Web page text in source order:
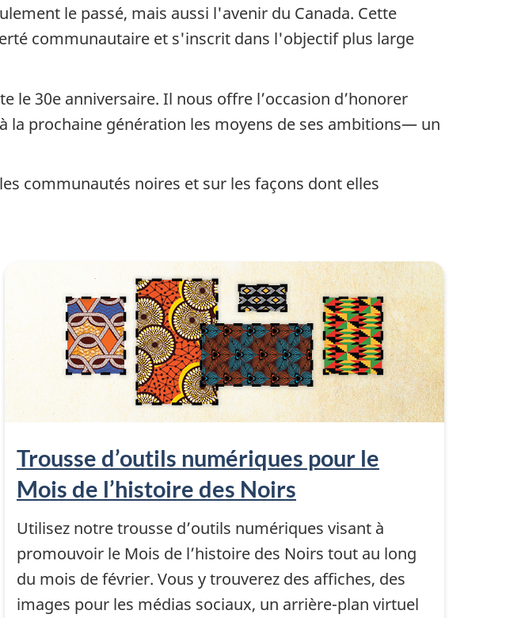
le passé, mais aussi l'avenir du Canada. Cette
communautaire et s'inscrit dans l'objectif plus large
30e anniversaire. Il nous offre l’occasion d’honorer
la prochaine génération les moyens de ses ambitions— un
communautés noires et sur les façons dont elles
Trousse d’outils numériques pour le
Mois de l’histoire des Noirs
Utilisez notre trousse d’outils numériques visant à
promouvoir le Mois de l’histoire des Noirs tout au long
du mois de février. Vous y trouverez des affiches, des
images pour les médias sociaux, un arrière-plan virtuel